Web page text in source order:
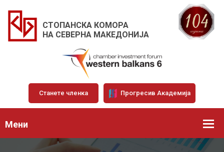
СТОПАНСКА КОМОРА
НА СЕВЕРНА МАКЕДОНИЈА
Станете членка Прогресив Академија
Мени